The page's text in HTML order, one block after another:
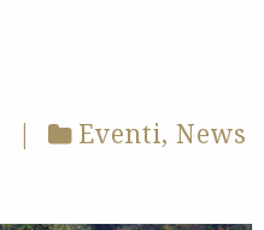
Eventi,News